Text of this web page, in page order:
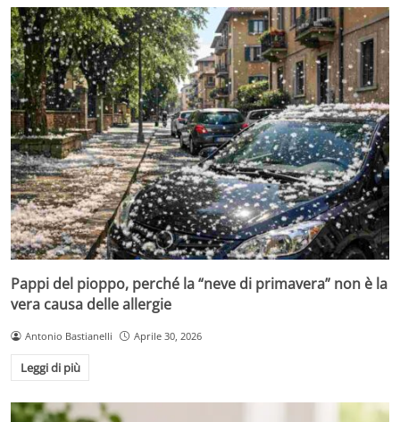
Pappi del pioppo, perché la “neve di primavera” non è la
vera causa delle allergie
Antonio Bastianelli Aprile 30, 2026
Leggi di più